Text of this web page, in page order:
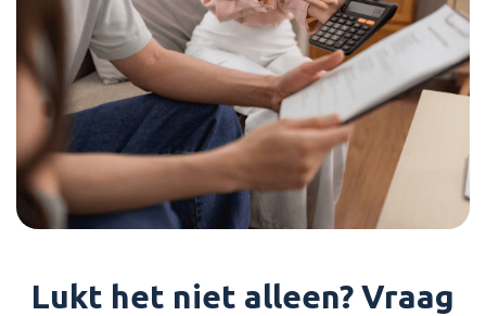
Lukt het niet alleen? Vraag